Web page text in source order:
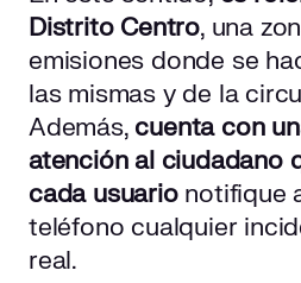
Distrito Centro, una
emisiones donde se
las mismas y de la
Además, cuenta con
atención al ciudadano
cada usuarionotifique
teléfono cualquier
real.